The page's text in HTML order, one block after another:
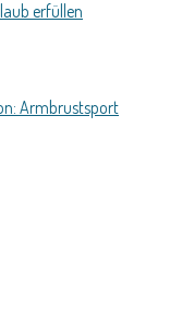
erfüllen
Armbrustsport